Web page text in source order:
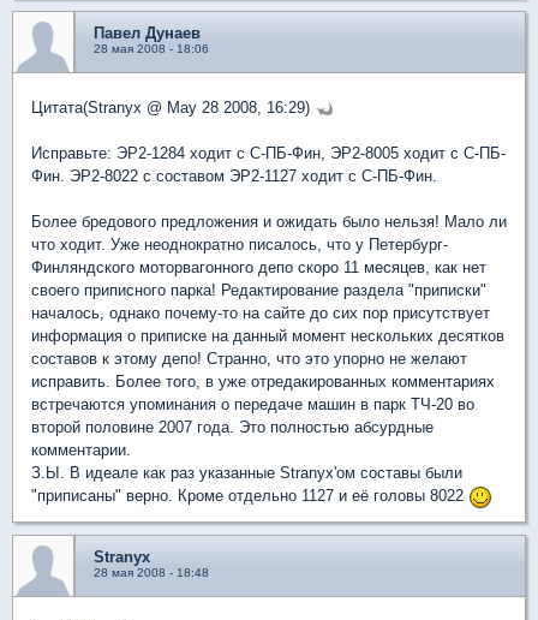
Павел Дунаев
28 мая 2008 - 18:06
Цитата(Stranyx @ May 28 2008, 16:29)
Исправьте: ЭР2-1284 ходит с С-ПБ-Фин, ЭР2-8005 ходит с С-ПБ-
Фин. ЭР2-8022 с составом ЭР2-1127 ходит с С-ПБ-Фин.
Более бредового предложения и ожидать было нельзя! Мало ли
что ходит. Уже неоднократно писалось, что у Петербург-
Финляндского моторвагонного депо скоро 11 месяцев, как нет
своего приписного парка! Редактирование раздела "приписки"
началось, однако почему-то на сайте до сих пор присутствует
информация о приписке на данный момент нескольких десятков
составов к этому депо! Странно, что это упорно не желают
исправить. Более того, в уже отредакированных комментариях
встречаются упоминания о передаче машин в парк ТЧ-20 во
второй половине 2007 года. Это полностью абсурдные
комментарии.
З.Ы. В идеале как раз указанные Stranyx'ом составы были
"приписаны" верно. Кроме отдельно 1127 и её головы 8022
Stranyx
28 мая 2008 - 18:48